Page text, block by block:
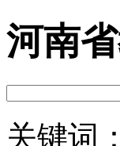
河南
关键词：